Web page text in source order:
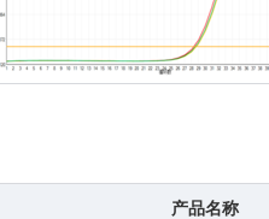
产品名称